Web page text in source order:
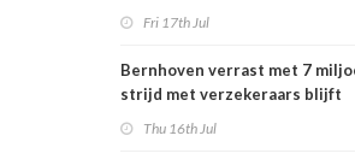
Fri 17th Jul
Bernhoven verrast met 7
strijd met verzekeraars blijft
Thu 16th Jul